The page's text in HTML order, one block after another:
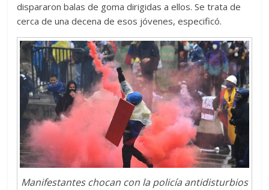
dispararon balas de goma dirigidas a ellos. Se trata de
cerca de una decena de esos jóvenes, especificó.
Manifestantes chocan con la policía antidisturbios